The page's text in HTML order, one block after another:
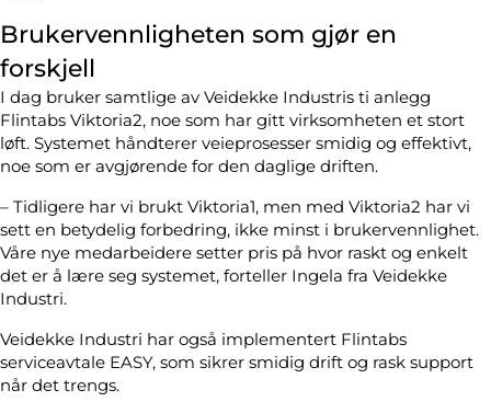
Brukervennligheten som gjør en
forskjell
I dag bruker samtlige av Veidekke Industris ti anlegg
Flintabs Viktoria2, noe som har gitt virksomheten et stort
løft. Systemet håndterer veieprosesser smidig og effektivt,
noe som er avgjørende for den daglige driften.
– Tidligere har vi brukt Viktoria1, men med Viktoria2 har vi
sett en betydelig forbedring, ikke minst i brukervennlighet.
Våre nye medarbeidere setter pris på hvor raskt og enkelt
det er å lære seg systemet, forteller Ingela fra Veidekke
Industri.
Veidekke Industri har også implementert Flintabs
serviceavtale EASY, som sikrer smidig drift og rask support
når det trengs.